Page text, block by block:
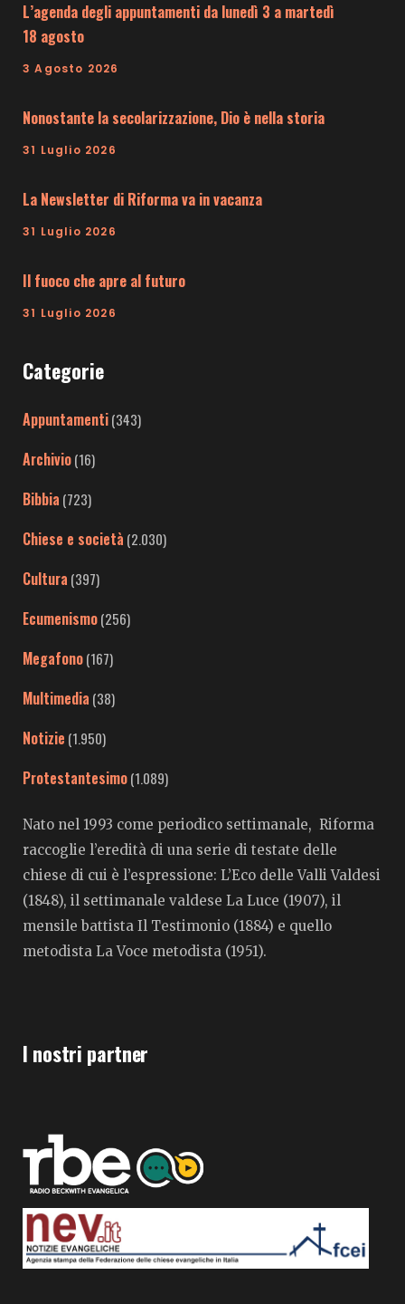
L’agenda degli appuntamenti da lunedì 3 a martedì
18 agosto
3 Agosto 2026
Nonostante la secolarizzazione, Dio è nella storia
31 Luglio 2026
La Newsletter di Riforma va in vacanza
31 Luglio 2026
Il fuoco che apre al futuro
31 Luglio 2026
Categorie
Appuntamenti(343)
Archivio(16)
Bibbia (723)
Chiese e società (2.030)
Cultura (397)
Ecumenismo(256)
Megafono(167)
Multimedia (38)
Notizie (1.950)
Protestantesimo(1.089)
Nato nel 1993 come periodico settimanale, Riforma
raccoglie l’eredità di una serie di testate delle
chiese di cui è l’espressione: L’Eco delle Valli Valdesi
(1848), il settimanale valdese La Luce (1907), il
mensile battista Il Testimonio (1884) e quello
metodista La Voce metodista (1951).
I nostri partner